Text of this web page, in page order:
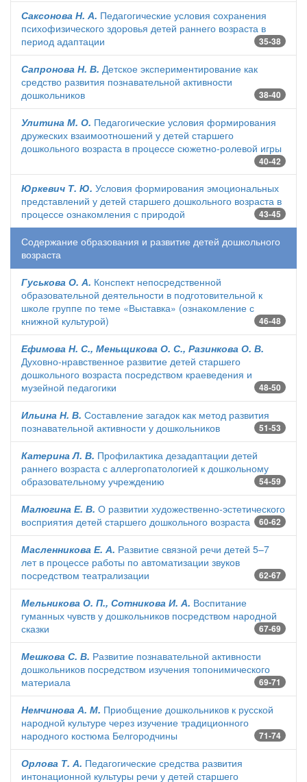
Саксонова Н. А. Педагогические условия сохранения
психофизического здоровья детей раннего возраста в
период адаптации
35-38
Сапронова Н. В. Детское экспериментирование как
средство развития познавательной активности
дошкольников
38-40
Улитина М. О. Педагогические условия формирования
дружеских взаимоотношений у детей старшего
дошкольного возраста в процессе сюжетно-ролевой игры
40-42
Юркевич Т. Ю. Условия формирования эмоциональных
представлений у детей старшего дошкольного возраста в
процессе ознакомления с природой
43-45
Содержание образования и развитие детей дошкольного
возраста
Гуськова О. А. Конспект непосредственной
образовательной деятельности в подготовительной к
школе группе по теме «Выставка» (ознакомление с
книжной культурой)
46-48
Ефимова Н. С., Меньщикова О. С., Разинкова О. В.
Духовно-нравственное развитие детей старшего
дошкольного возраста посредством краеведения и
музейной педагогики
48-50
Ильина Н. В. Составление загадок как метод развития
познавательной активности у дошкольников
51-53
Катерина Л. В. Профилактика дезадаптации детей
раннего возраста с аллергопатологией к дошкольному
образовательному учреждению
54-59
Малюгина Е. В. О развитии художественно-эстетического
восприятия детей старшего дошкольного возраста
60-62
Масленникова Е. А. Развитие связной речи детей 5–7
лет в процессе работы по автоматизации звуков
посредством театрализации
62-67
Мельникова О. П., Сотникова И. А. Воспитание
гуманных чувств у дошкольников посредством народной
сказки
67-69
Мешкова С. В. Развитие познавательной активности
дошкольников посредством изучения топонимического
материала
69-71
Немчинова А. М. Приобщение дошкольников к русской
народной культуре через изучение традиционного
народного костюма Белгородчины
71-74
Орлова Т. А. Педагогические средства развития
интонационной культуры речи у детей старшего